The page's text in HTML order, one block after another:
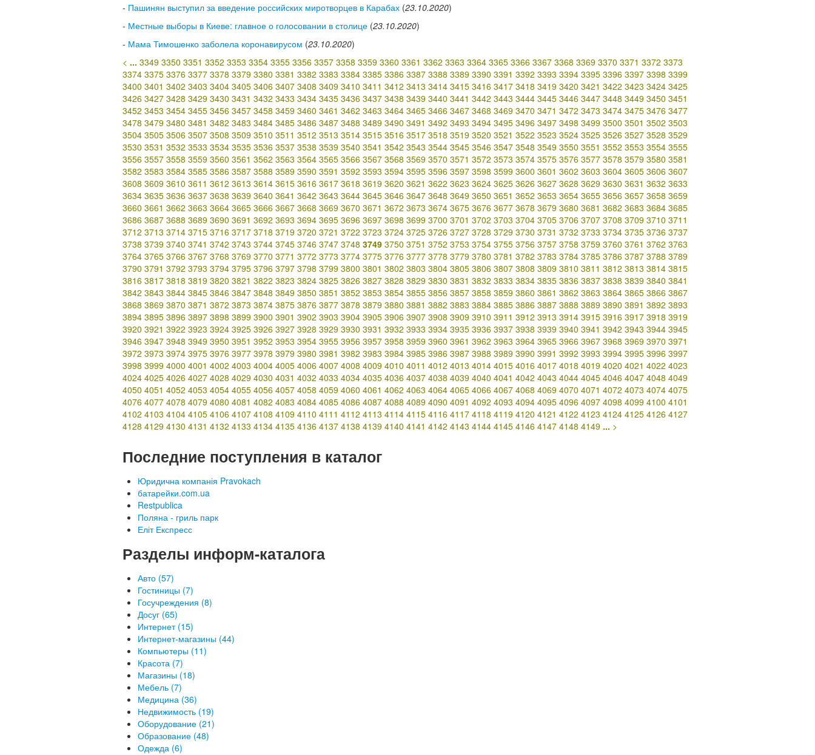
- Пашинян выступил за введение российских миротворцев в Карабах (23.10.2020)
- Местные выборы в Киеве: главное о голосовании в столице (23.10.2020)
- Мама Тимошенко заболела коронавирусом (23.10.2020)
< ... 3349 3350 3351 3352 3353 3354 3355 3356 3357 3358 3359 3360 3361 3362 3363 3364 3365 3366 3367 3368 3369 3370 3371 3372 3373
3374 3375 3376 3377 3378 3379 3380 3381 3382 3383 3384 3385 3386 3387 3388 3389 3390 3391 3392 3393 3394 3395 3396 3397 3398 3399
3400 3401 3402 3403 3404 3405 3406 3407 3408 3409 3410 3411 3412 3413 3414 3415 3416 3417 3418 3419 3420 3421 3422 3423 3424 3425
3426 3427 3428 3429 3430 3431 3432 3433 3434 3435 3436 3437 3438 3439 3440 3441 3442 3443 3444 3445 3446 3447 3448 3449 3450 3451
3452 3453 3454 3455 3456 3457 3458 3459 3460 3461 3462 3463 3464 3465 3466 3467 3468 3469 3470 3471 3472 3473 3474 3475 3476 3477
3478 3479 3480 3481 3482 3483 3484 3485 3486 3487 3488 3489 3490 3491 3492 3493 3494 3495 3496 3497 3498 3499 3500 3501 3502 3503
3504 3505 3506 3507 3508 3509 3510 3511 3512 3513 3514 3515 3516 3517 3518 3519 3520 3521 3522 3523 3524 3525 3526 3527 3528 3529
3530 3531 3532 3533 3534 3535 3536 3537 3538 3539 3540 3541 3542 3543 3544 3545 3546 3547 3548 3549 3550 3551 3552 3553 3554 3555
3556 3557 3558 3559 3560 3561 3562 3563 3564 3565 3566 3567 3568 3569 3570 3571 3572 3573 3574 3575 3576 3577 3578 3579 3580 3581
3582 3583 3584 3585 3586 3587 3588 3589 3590 3591 3592 3593 3594 3595 3596 3597 3598 3599 3600 3601 3602 3603 3604 3605 3606 3607
3608 3609 3610 3611 3612 3613 3614 3615 3616 3617 3618 3619 3620 3621 3622 3623 3624 3625 3626 3627 3628 3629 3630 3631 3632 3633
3634 3635 3636 3637 3638 3639 3640 3641 3642 3643 3644 3645 3646 3647 3648 3649 3650 3651 3652 3653 3654 3655 3656 3657 3658 3659
3660 3661 3662 3663 3664 3665 3666 3667 3668 3669 3670 3671 3672 3673 3674 3675 3676 3677 3678 3679 3680 3681 3682 3683 3684 3685
3686 3687 3688 3689 3690 3691 3692 3693 3694 3695 3696 3697 3698 3699 3700 3701 3702 3703 3704 3705 3706 3707 3708 3709 3710 3711
3712 3713 3714 3715 3716 3717 3718 3719 3720 3721 3722 3723 3724 3725 3726 3727 3728 3729 3730 3731 3732 3733 3734 3735 3736 3737
3738 3739 3740 3741 3742 3743 3744 3745 3746 3747 3748 3749 3750 3751 3752 3753 3754 3755 3756 3757 3758 3759 3760 3761 3762 3763
3764 3765 3766 3767 3768 3769 3770 3771 3772 3773 3774 3775 3776 3777 3778 3779 3780 3781 3782 3783 3784 3785 3786 3787 3788 3789
3790 3791 3792 3793 3794 3795 3796 3797 3798 3799 3800 3801 3802 3803 3804 3805 3806 3807 3808 3809 3810 3811 3812 3813 3814 3815
3816 3817 3818 3819 3820 3821 3822 3823 3824 3825 3826 3827 3828 3829 3830 3831 3832 3833 3834 3835 3836 3837 3838 3839 3840 3841
3842 3843 3844 3845 3846 3847 3848 3849 3850 3851 3852 3853 3854 3855 3856 3857 3858 3859 3860 3861 3862 3863 3864 3865 3866 3867
3868 3869 3870 3871 3872 3873 3874 3875 3876 3877 3878 3879 3880 3881 3882 3883 3884 3885 3886 3887 3888 3889 3890 3891 3892 3893
3894 3895 3896 3897 3898 3899 3900 3901 3902 3903 3904 3905 3906 3907 3908 3909 3910 3911 3912 3913 3914 3915 3916 3917 3918 3919
3920 3921 3922 3923 3924 3925 3926 3927 3928 3929 3930 3931 3932 3933 3934 3935 3936 3937 3938 3939 3940 3941 3942 3943 3944 3945
3946 3947 3948 3949 3950 3951 3952 3953 3954 3955 3956 3957 3958 3959 3960 3961 3962 3963 3964 3965 3966 3967 3968 3969 3970 3971
3972 3973 3974 3975 3976 3977 3978 3979 3980 3981 3982 3983 3984 3985 3986 3987 3988 3989 3990 3991 3992 3993 3994 3995 3996 3997
3998 3999 4000 4001 4002 4003 4004 4005 4006 4007 4008 4009 4010 4011 4012 4013 4014 4015 4016 4017 4018 4019 4020 4021 4022 4023
4024 4025 4026 4027 4028 4029 4030 4031 4032 4033 4034 4035 4036 4037 4038 4039 4040 4041 4042 4043 4044 4045 4046 4047 4048 4049
4050 4051 4052 4053 4054 4055 4056 4057 4058 4059 4060 4061 4062 4063 4064 4065 4066 4067 4068 4069 4070 4071 4072 4073 4074 4075
4076 4077 4078 4079 4080 4081 4082 4083 4084 4085 4086 4087 4088 4089 4090 4091 4092 4093 4094 4095 4096 4097 4098 4099 4100 4101
4102 4103 4104 4105 4106 4107 4108 4109 4110 4111 4112 4113 4114 4115 4116 4117 4118 4119 4120 4121 4122 4123 4124 4125 4126 4127
4128 4129 4130 4131 4132 4133 4134 4135 4136 4137 4138 4139 4140 4141 4142 4143 4144 4145 4146 4147 4148 4149 ... >
Последние поступления в каталог
Юридична компанія Pravokach
батарейки.com.ua
Restpublica
Поляна - гриль парк
Еліт Експресс
Разделы информ-каталога
Авто (57)
Гостиницы (7)
Госучреждения (8)
Досуг (65)
Интернет (15)
Интернет-магазины (44)
Компьютеры (11)
Красота (7)
Магазины (18)
Мебель (7)
Медицина (36)
Недвижимость (19)
Оборудование (21)
Образование (48)
Одежда (6)